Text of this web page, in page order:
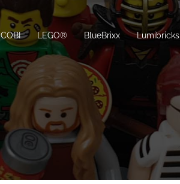
COBI LEGO® BlueBrixx Lumibricks